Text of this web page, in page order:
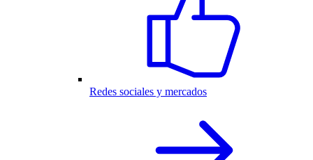
Redes sociales y mercados